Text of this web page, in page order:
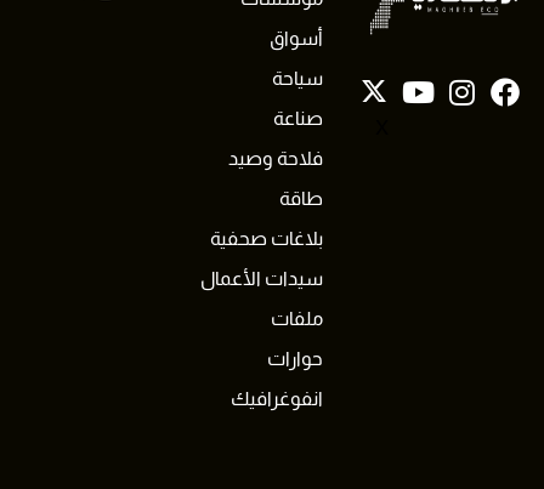
أسواق
سياحة
صناعة
فلاحة وصيد
طاقة
بلاغات صحفية
سيدات الأعمال
ملفات
حوارات
انفوغرافيك